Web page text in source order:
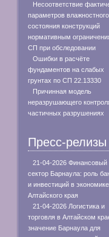
Несоответствие
параметров влажностного
состояния конструкций
нормативным
СП при обследовании
Ошибки в расчёте
фундаментов на слабых
грунтах по СП 22.13330
Причинная модель
неразрушающего
частичных разрушениях
Пресс-релизы
21-04-2026 Финансовый
сектор Барнаула: роль
и инвестиций в экономике
Алтайского края
21-04-2026 Логистика и
торговля в Алтайском
значение Барнаула для